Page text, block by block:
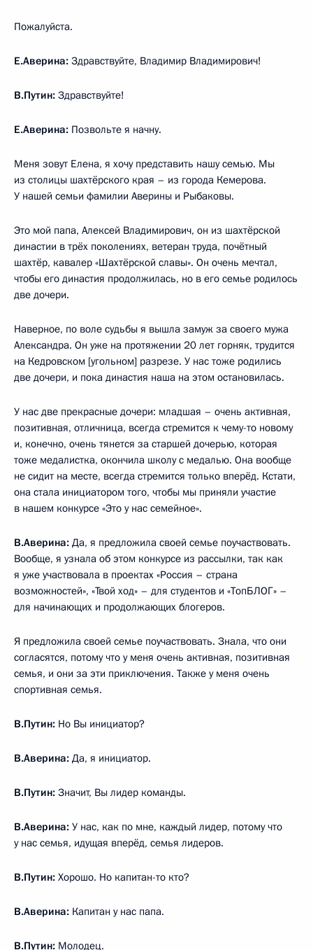
Пожалуйста.
Е.Аверина: Здравствуйте, Владимир Владимирович!
В.Путин: Здравствуйте!
Е.Аверина: Позвольте я начну.
Меня зовут Елена, я хочу представить нашу семью. Мы
из столицы шахтёрского края – из города Кемерова.
У нашей семьи фамилии Аверины и Рыбаковы.
Это мой папа, Алексей Владимирович, он из шахтёрской
династии в трёх поколениях, ветеран труда, почётный
шахтёр, кавалер «Шахтёрской славы». Он очень мечтал,
чтобы его династия продолжилась, но в его семье родилось
две дочери.
Наверное, по воле судьбы я вышла замуж за своего мужа
Александра. Он уже на протяжении 20 лет горняк, трудится
на Кедровском [угольном] разрезе. У нас тоже родились
две дочери, и пока династия наша на этом остановилась.
У нас две прекрасные дочери: младшая – очень активная,
позитивная, отличница, всегда стремится к чему-то новому
и, конечно, очень тянется за старшей дочерью, которая
тоже медалистка, окончила школу с медалью. Она вообще
не сидит на месте, всегда стремится только вперёд. Кстати,
она стала инициатором того, чтобы мы приняли участие
в нашем конкурсе «Это у нас семейное».
В.Аверина: Да, я предложила своей семье поучаствовать.
Вообще, я узнала об этом конкурсе из рассылки, так как
я уже участвовала в проектах «Россия – страна
возможностей», «Твой ход» – для студентов и «ТопБЛОГ» –
для начинающих и продолжающих блогеров.
Я предложила своей семье поучаствовать. Знала, что они
согласятся, потому что у меня очень активная, позитивная
семья, и они за эти приключения. Также у меня очень
спортивная семья.
В.Путин: Но Вы инициатор?
В.Аверина: Да, я инициатор.
В.Путин: Значит, Вы лидер команды.
В.Аверина: У нас, как по мне, каждый лидер, потому что
у нас семья, идущая вперёд, семья лидеров.
В.Путин: Хорошо. Но капитан-то кто?
В.Аверина: Капитан у нас папа.
В.Путин: Молодец.